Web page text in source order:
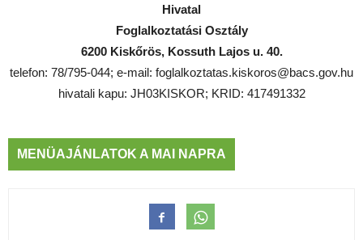
Hivatal
Foglalkoztatási Osztály
6200 Kiskőrös, Kossuth Lajos u. 40.
telefon: 78/795-044; e-mail: foglalkoztatas.kiskoros@bacs.gov.hu
hivatali kapu: JH03KISKOR; KRID: 417491332
MENÜAJÁNLATOK A MAI NAPRA